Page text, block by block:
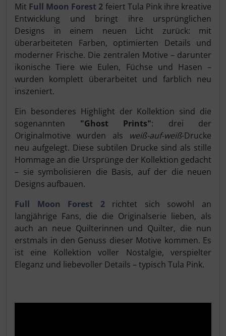
Mit Full Moon Forest 2 feiert Tula Pink ihre kreative
Entwicklung und bringt ihre ursprünglichen
Designs in einem neuen Licht zurück: mit
überarbeiteten Farben, optimierten Details und
moderner Frische. Die zentralen Motive – darunter
ikonische Tiere wie Eulen, Füchse und Hasen –
wurden komplett überarbeitet und farblich neu
inszeniert.
Ein besonderes Highlight der Kollektion sind die
sogenannten "Ghost Prints": drei der
Originalmotive wurden als weiß-auf-weiß-Drucke
neu aufgelegt. Diese subtilen Drucke sind als stille
Hommage an die Ursprünge der Kollektion gedacht
– sie symbolisieren die Basis, auf der die neuen
Designs aufbauen.
Full Moon Forest 2richtet sich sowohl an
langjährige Fans, die die Originalserie lieben, als
auch an neue Quilterinnen und Quilter, die nun
erstmals in den Genuss dieser Motive kommen. Es
ist eine Kollektion voller Nostalgie, verspielter
Eleganz und liebevoller Details – typisch Tula Pink.